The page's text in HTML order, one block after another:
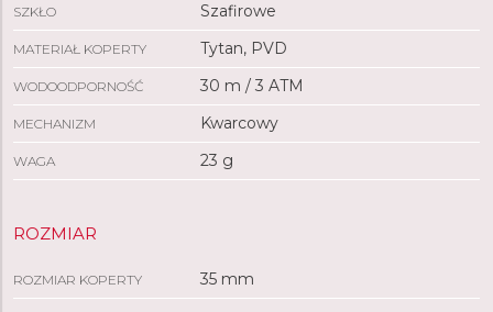
SZKŁO Szafirowe
MATERIAŁ KOPERTY Tytan, PVD
WODOODPORNOŚĆ 30 m / 3 ATM
MECHANIZM Kwarcowy
WAGA 23 g
ROZMIAR
ROZMIAR KOPERTY 35 mm